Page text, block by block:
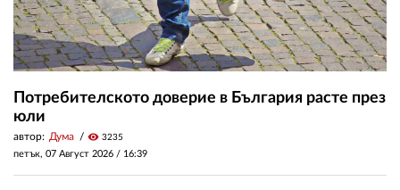
Потребителското доверие в България расте през
юли
автор: Дума visibility 3235
петък, 07 Август 2026 / 16:39